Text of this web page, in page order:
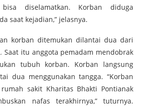
diselamatkan. Korban diduga
saat kejadian,” jelasnya.
korban ditemukan dilantai dua dari
itu anggota pemadam mendobrak
tubuh korban. Korban langsung
dua menggunakan tangga. “Korban
sakit Kharitas Bhakti Pontianak
nafas terakhirnya,” tuturnya.